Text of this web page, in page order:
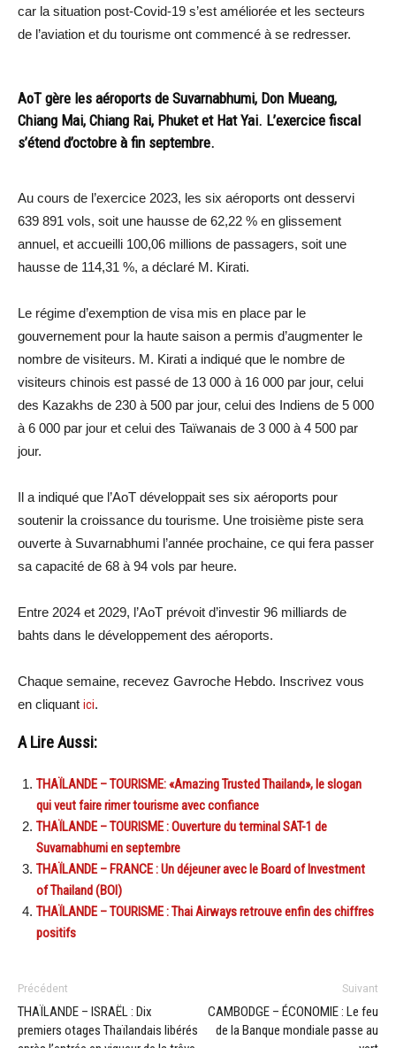
car la situation post-Covid-19 s’est améliorée et les secteurs
de l’aviation et du tourisme ont commencé à se redresser.
AoT gère les aéroports de Suvarnabhumi, Don Mueang,
Chiang Mai, Chiang Rai, Phuket et Hat Yai. L’exercice fiscal
s’étend d’octobre à fin septembre.
Au cours de l’exercice 2023, les six aéroports ont desservi
639 891 vols, soit une hausse de 62,22 % en glissement
annuel, et accueilli 100,06 millions de passagers, soit une
hausse de 114,31 %, a déclaré M. Kirati.
Le régime d’exemption de visa mis en place par le
gouvernement pour la haute saison a permis d’augmenter le
nombre de visiteurs. M. Kirati a indiqué que le nombre de
visiteurs chinois est passé de 13 000 à 16 000 par jour, celui
des Kazakhs de 230 à 500 par jour, celui des Indiens de 5 000
à 6 000 par jour et celui des Taïwanais de 3 000 à 4 500 par
jour.
Il a indiqué que l’AoT développait ses six aéroports pour
soutenir la croissance du tourisme. Une troisième piste sera
ouverte à Suvarnabhumi l’année prochaine, ce qui fera passer
sa capacité de 68 à 94 vols par heure.
Entre 2024 et 2029, l’AoT prévoit d’investir 96 milliards de
bahts dans le développement des aéroports.
Chaque semaine, recevez Gavroche Hebdo. Inscrivez vous
en cliquant ici.
A Lire Aussi:
THAÏLANDE – TOURISME: «Amazing Trusted Thailand», le slogan
qui veut faire rimer tourisme avec confiance
THAÏLANDE – TOURISME : Ouverture du terminal SAT-1 de
Suvarnabhumi en septembre
THAÏLANDE – FRANCE : Un déjeuner avec le Board of Investment
of Thailand (BOI)
THAÏLANDE – TOURISME : Thai Airways retrouve enfin des chiffres
positifs
Précédent
THAÏLANDE – ISRAËL : Dix
premiers otages Thaïlandais libérés
Suivant
CAMBODGE – ÉCONOMIE : Le feu
de la Banque mondiale passe au